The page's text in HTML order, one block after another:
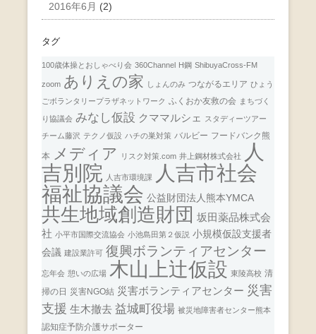
2016年6月 (2)
タグ
100歳体操とおしゃべり会 360Channel H鋼 ShibuyaCross-FM
zoom ありえの家 しょんのみ つながるエリア ひょう
ごボランタリープラザネットワーク ふくおか友救の会 まちづく
り協議会 みなし仮設 クママルシェ
スタディーツアー
チーム藤沢 テクノ仮設 ハチの巣対策 バルビー フードバンク熊
本 メディア リスク対策.com 井上鋼材株式会社
人
吉別院
人吉市環境課
人吉市社会
福祉協議会 公益財団法人熊本YMCA
共生地域創造財団 坂田薬品株式会
社 小平市国際交流協会 小池島田第２仮説 小規模仮設支援者
会議 建設業許可 復興ボランティアセンター
忘年会 憩いの広場 木山上辻仮設 東陵高校 清
掃の日 災害NGO結 災害ボランティアセンター 災害
支援 生木撤去 益城町役場 被災地障害者センター熊本
認知症予防介護サポーター